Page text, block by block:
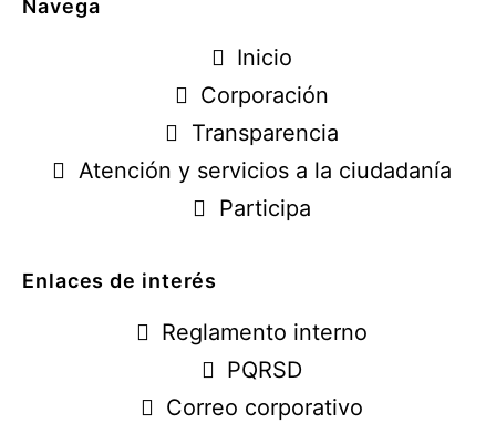
Navega
Inicio
Corporación
Transparencia
Atención y servicios a la ciudadanía
Participa
Enlaces de interés
Reglamento interno
PQRSD
Correo corporativo